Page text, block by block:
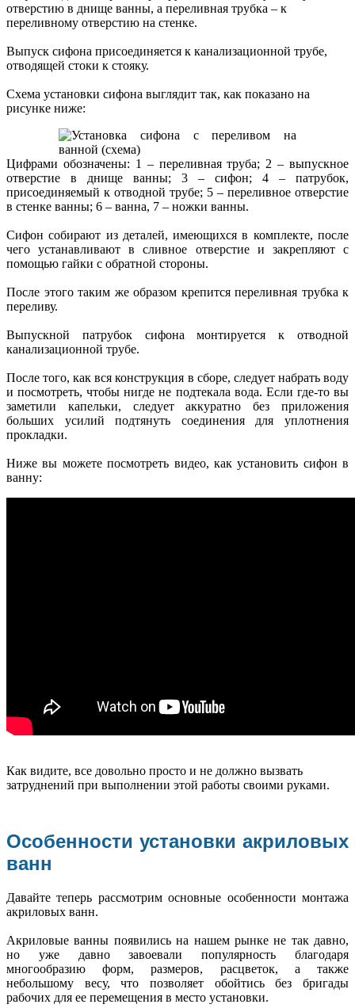
отверстию в днище ванны, а переливная трубка – к
переливному отверстию на стенке.
Выпуск сифона присоединяется к канализационной трубе,
отводящей стоки к стояку.
Схема установки сифона выглядит так, как показано на
рисунке ниже:
Цифрами обозначены: 1 – переливная труба; 2 – выпускное
отверстие в днище ванны; 3 – сифон; 4 – патрубок,
присоединяемый к отводной трубе; 5 – переливное отверстие
в стенке ванны; 6 – ванна, 7 – ножки ванны.
Сифон собирают из деталей, имеющихся в комплекте, после
чего устанавливают в сливное отверстие и закрепляют с
помощью гайки с обратной стороны.
После этого таким же образом крепится переливная трубка к
переливу.
Выпускной патрубок сифона монтируется к отводной
канализационной трубе.
После того, как вся конструкция в сборе, следует набрать воду
и посмотреть, чтобы нигде не подтекала вода. Если где-то вы
заметили капельки, следует аккуратно без приложения
больших усилий подтянуть соединения для уплотнения
прокладки.
Ниже вы можете посмотреть видео, как установить сифон в
ванну:
Как видите, все довольно просто и не должно вызвать
затруднений при выполнении этой работы своими руками.
Особенности установки акриловых
ванн
Давайте теперь рассмотрим основные особенности монтажа
акриловых ванн.
Акриловые ванны появились на нашем рынке не так давно,
но уже давно завоевали популярность благодаря
многообразию форм, размеров, расцветок, а также
небольшому весу, что позволяет обойтись без бригады
рабочих для ее перемещения в место установки.